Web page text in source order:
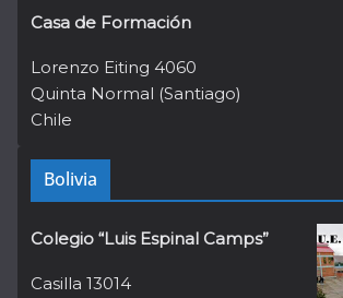
Casa de Formación
Lorenzo Eiting 4060
Quinta Normal (Santiago)
Chile
Bolivia
Colegio “Luis Espinal Camps”
Casilla 13014